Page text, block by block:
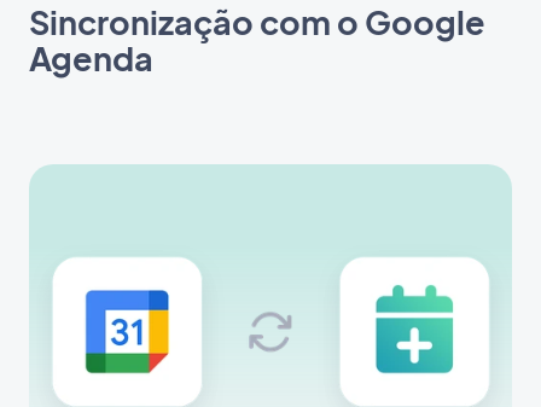
Sincronização com o Google
Agenda